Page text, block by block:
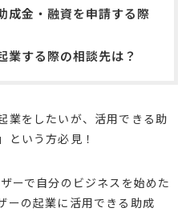
成金・融資を申請する際
業する際の相談先は？
業をしたいが、活用できる助
いう方必見！
ーで自分のビジネスを始めた
ーの起業に活用できる助成